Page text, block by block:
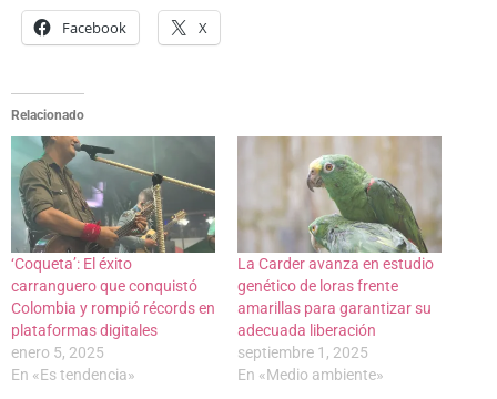
Facebook X
Relacionado
‘Coqueta’: El éxito
carranguero que conquistó
Colombia y rompió récords en
plataformas digitales
enero 5, 2025
En «Es tendencia»
La Carder avanza en estudio
genético de loras frente
amarillas para garantizar su
adecuada liberación
septiembre 1, 2025
En «Medio ambiente»